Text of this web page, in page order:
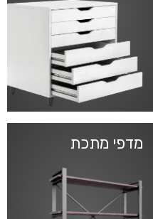
מדפי מתכת